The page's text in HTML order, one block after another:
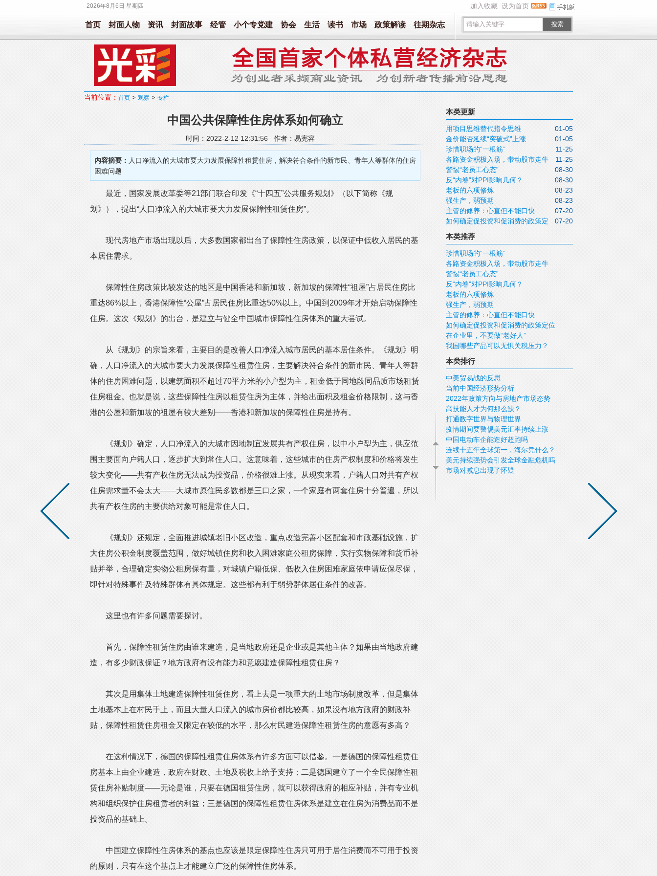
2026年8月6日 星期四 加入收藏 设为首页
搜索
首页 封面人物 资讯 封面故事 经管 小个专党建 协会 生活 读书 市场 政策解读 往期杂志
当前位置： 首页 > 观察 > 专栏
中国公共保障性住房体系如何确立
时间：2022-2-12 12:31:56 作者：易宪容
内容摘要： 人口净流入的大城市要大力发展保障性租赁住房，解决符合条件的新市民、青年人等群体的住房
困难问题
最近，国家发展改革委等21部门联合印发《“十四五”公共服务规划》（以下简称《规
划》），提出“人口净流入的大城市要大力发展保障性租赁住房”。
现代房地产市场出现以后，大多数国家都出台了保障性住房政策，以保证中低收入居民的基
本居住需求。
保障性住房政策比较发达的地区是中国香港和新加坡，新加坡的保障性“祖屋”占居民住房比
重达86%以上，香港保障性“公屋”占居民住房比重达50%以上。中国到2009年才开始启动保障性
住房。这次《规划》的出台，是建立与健全中国城市保障性住房体系的重大尝试。
从《规划》的宗旨来看，主要目的是改善人口净流入城市居民的基本居住条件。《规划》明
确，人口净流入的大城市要大力发展保障性租赁住房，主要解决符合条件的新市民、青年人等群
体的住房困难问题，以建筑面积不超过70平方米的小户型为主，租金低于同地段同品质市场租赁
住房租金。也就是说，这些保障性住房以租赁住房为主体，并给出面积及租金价格限制，这与香
港的公屋和新加坡的祖屋有较大差别——香港和新加坡的保障性住房是持有。
《规划》确定，人口净流入的大城市因地制宜发展共有产权住房，以中小户型为主，供应范
围主要面向户籍人口，逐步扩大到常住人口。这意味着，这些城市的住房产权制度和价格将发生
较大变化——共有产权住房无法成为投资品，价格很难上涨。从现实来看，户籍人口对共有产权
住房需求量不会太大——大城市原住民多数都是三口之家，一个家庭有两套住房十分普遍，所以
共有产权住房的主要供给对象可能是常住人口。
《规划》还规定，全面推进城镇老旧小区改造，重点改造完善小区配套和市政基础设施，扩
大住房公积金制度覆盖范围，做好城镇住房和收入困难家庭公租房保障，实行实物保障和货币补
贴并举，合理确定实物公租房保有量，对城镇户籍低保、低收入住房困难家庭依申请应保尽保，
即针对特殊事件及特殊群体有具体规定。这些都有利于弱势群体居住条件的改善。
这里也有许多问题需要探讨。
首先，保障性租赁住房由谁来建造，是当地政府还是企业或是其他主体？如果由当地政府建
造，有多少财政保证？地方政府有没有能力和意愿建造保障性租赁住房？
其次是用集体土地建造保障性租赁住房，看上去是一项重大的土地市场制度改革，但是集体
土地基本上在村民手上，而且大量人口流入的城市房价都比较高，如果没有地方政府的财政补
贴，保障性租赁住房租金又限定在较低的水平，那么村民建造保障性租赁住房的意愿有多高？
在这种情况下，德国的保障性租赁住房体系有许多方面可以借鉴。一是德国的保障性租赁住
房基本上由企业建造，政府在财政、土地及税收上给予支持；二是德国建立了一个全民保障性租
赁住房补贴制度——无论是谁，只要在德国租赁住房，就可以获得政府的相应补贴，并有专业机
构和组织保护住房租赁者的利益；三是德国的保障性租赁住房体系是建立在住房为消费品而不是
投资品的基础上。
中国建立保障性住房体系的基点也应该是限定保障性住房只可用于居住消费而不可用于投资
的原则，只有在这个基点上才能建立广泛的保障性住房体系。
本类更新
01-05
用项目思维替代指令思维
01-05
金价能否延续“突破式”上涨
11-25
珍惜职场的“一根筋”
11-25
各路资金积极入场，带动股市走牛
08-30
警惕“老员工心态”
08-30
反“内卷”对PPI影响几何？
08-23
老板的六项修炼
08-23
强生产，弱预期
07-20
主管的修养：心直但不能口快
07-20
如何确定促投资和促消费的政策定
位
本类推荐
珍惜职场的“一根筋”
各路资金积极入场，带动股市走牛
警惕“老员工心态”
反“内卷”对PPI影响几何？
老板的六项修炼
强生产，弱预期
主管的修养：心直但不能口快
如何确定促投资和促消费的政策定位
在企业里，不要做“老好人”
我国哪些产品可以无惧关税压力？
本类排行
中美贸易战的反思
当前中国经济形势分析
2022年政策方向与房地产市场态势
高技能人才为何那么缺？
打通数字世界与物理世界
疫情期间要警惕美元汇率持续上涨
中国电动车企能造好超跑吗
连续十五年全球第一，海尔凭什么？
美元持续强势会引发全球金融危机吗
市场对减息出现了怀疑